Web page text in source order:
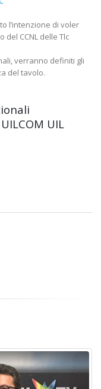
l’intenzione di voler
CCNL delle Tlc
verranno definiti gli
del tavolo.
UILCOM UIL
Elezioni RSU
13 Ottobre 2022